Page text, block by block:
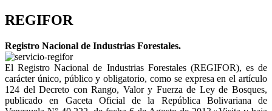
REGIFOR
Registro Nacional de Industrias Forestales.
El Registro Nacional de Industrias Forestales (REGIFOR), es de
carácter único, público y obligatorio, como se expresa en el artículo
124 del Decreto con Rango, Valor y Fuerza de Ley de Bosques,
publicado en Gaceta Oficial de la República Bolivariana de